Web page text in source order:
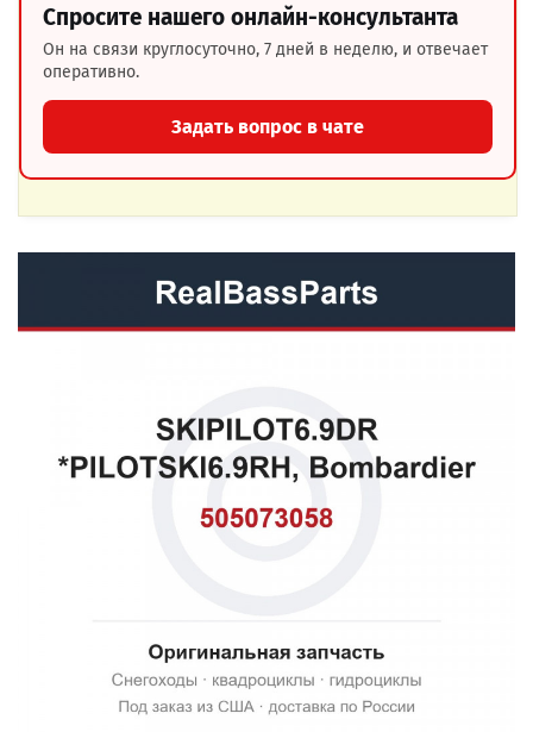
Спросите нашего онлайн-консультанта
Он на связи круглосуточно, 7 дней в неделю, и отвечает
оперативно.
Задать вопрос в чате